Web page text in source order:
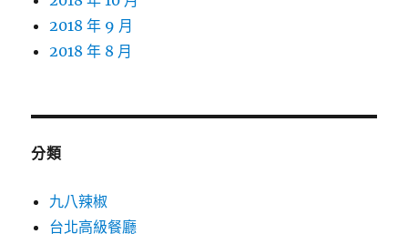
2018 年 9 月
2018 年 8 月
分類
九八辣椒
台北高級餐廳